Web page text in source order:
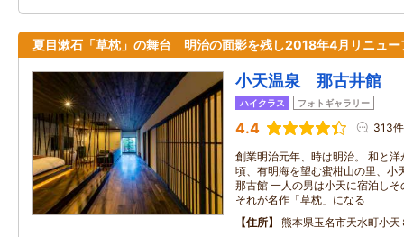
夏目漱石「草枕」の舞台 明治の面影を残し2018年4月リニュー
小天温泉 那古井館
ハイクラス フォトギャラリー
4.4 313件
創業明治元年、時は明治。 和と
頃、有明海を望む蜜柑山の里、小
那古館 一人の男は小天に宿泊し
それが名作「草枕」になる
住所
熊本県玉名市天水町小天